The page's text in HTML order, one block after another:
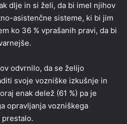
dlje in si želi, da bi imel njihov
asistenčne sisteme, ki bi jim
ko 36 % vprašanih pravi, da bi
odvrnilo, da se želijo
svoje vozniške izkušnje in
enak delež (61 %) pa je
opravljanja vozniškega